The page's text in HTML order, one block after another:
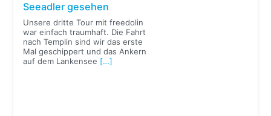
Seeadler gesehen
Unsere dritte Tour mit freedolin
war einfach traumhaft. Die Fahrt
nach Templin sind wir das erste
Mal geschippert und das Ankern
auf dem Lankensee […]